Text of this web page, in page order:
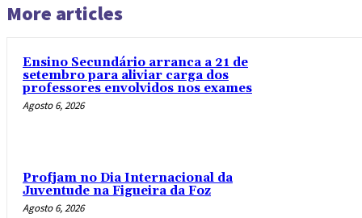
More articles
Ensino Secundário arranca a 21 de
setembro para aliviar carga dos
professores envolvidos nos exames
Agosto 6, 2026
Profjam no Dia Internacional da
Juventude na Figueira da Foz
Agosto 6, 2026